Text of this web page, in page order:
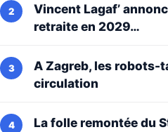
Vincent Lagaf’
retraite en 2029…
A Zagreb, les robots-
circulation
La folle remontée du